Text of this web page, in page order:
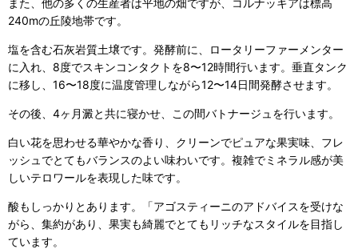
240mの丘陵地帯です。
塩を含む石灰岩質土壌です。発酵前に、ロータリーファーメンター
に入れ、8度でスキンコンタクトを8〜12時間行います。垂直タンク
に移し、16〜18度に温度管理しながら12〜14日間発酵させます。
その後、4ヶ月澱と共に寝かせ、この間バトナージュを行います。
白い花を思わせる華やかな香り、クリーンでピュアな果実味、フレ
ッシュでとてもバランスのよい味わいです。複雑でミネラル感が美
しいテロワールを表現した味です。
酸もしっかりとあります。「アゴスティーニのアドバイスを受けな
がら、集約があり、果実も綺麗でとてもリッチなスタイルを目指し
ています。